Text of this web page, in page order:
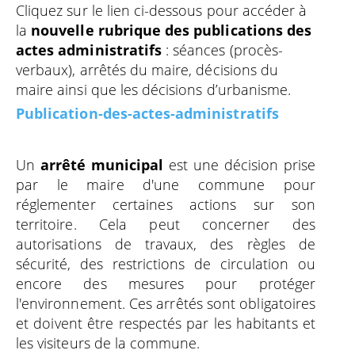
Cliquez sur le lien ci-dessous pour accéder à
la nouvelle rubrique des publications des
actes administratifs : séances (procès-
verbaux), arrêtés du maire, décisions du
maire ainsi que les décisions d’urbanisme.
Publication-des-actes-administratifs
Un arrêté municipal est une décision prise
par le maire d'une commune pour
réglementer certaines actions sur son
territoire. Cela peut concerner des
autorisations de travaux, des règles de
sécurité, des restrictions de circulation ou
encore des mesures pour protéger
l'environnement. Ces arrêtés sont obligatoires
et doivent être respectés par les habitants et
les visiteurs de la commune.